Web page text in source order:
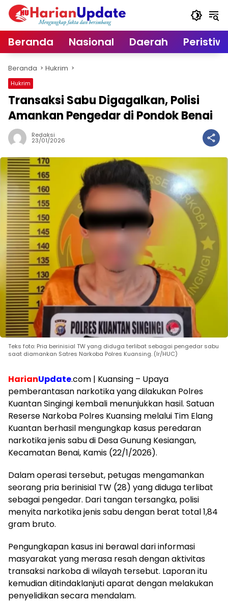
Langsung
Beranda Nasional Daerah
Beranda Hukrim
Hukrim
Transaksi Sabu Digagalkan, Polisi
Amankan Pengedar di Pondok Benai
Redaksi
23/01/2026
Teks foto: Pria berinisial TW yang diduga terlibat sebagai pengedar sabu
saat diamankan Satres Narkoba Polres Kuansing. (Ir/HUC)
HarianUpdate.com | Kuansing – Upaya
pemberantasan narkotika yang dilakukan Polres
Kuantan Singingi kembali menunjukkan hasil. Satuan
Reserse Narkoba Polres Kuansing melalui Tim Elang
Kuantan berhasil mengungkap kasus peredaran
narkotika jenis sabu di Desa Gunung Kesiangan,
Kecamatan Benai, Kamis (22/1/2026).
Dalam operasi tersebut, petugas mengamankan
seorang pria berinisial TW (28) yang diduga terlibat
sebagai pengedar. Dari tangan tersangka, polisi
menyita narkotika jenis sabu dengan berat total 1,84
gram bruto.
Pengungkapan kasus ini berawal dari informasi
masyarakat yang merasa resah dengan aktivitas
transaksi narkoba di wilayah tersebut. Laporan itu
kemudian ditindaklanjuti aparat dengan melakukan
penyelidikan secara mendalam.